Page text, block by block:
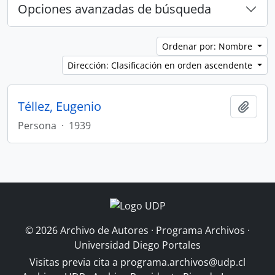
Opciones avanzadas de búsqueda
Ordenar por: Nombre
Dirección: Clasificación en orden ascendente
Téllez, Eugenio
Persona · 1939
© 2026 Archivo de Autores · Programa Archivos ·
Universidad Diego Portales
Visitas previa cita a programa.archivos@udp.cl